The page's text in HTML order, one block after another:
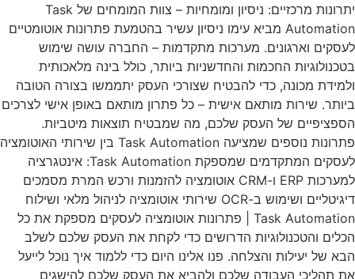
יתרונות מרכזיים: ניסיון ומומחיות – צוות המומחים של Task
Automation מביא עימו ניסיון עשיר בהטמעת פתרונות אוטומטיים
לעסקים וארגונים. מערכות מתקדמות – החברה עושה שימוש
בטכנולוגיות החכמות והחדשניות ביותר, כולל בינה מלאכותית
ולמידת מכונה, כדי להבטיח שצורכי העסק יתממשו בצורה הטובה
ביותר. שירות מותאם אישית – כל פתרון מותאם באופן אישי לצרכים
הספציפיים של העסק שלכם, מה שמבטיח תוצאות מיטביות.
פתרונות נוספים שמציעה Task Automation בין שירותי האוטומציה
לעסקים המתקדמים שמספקת Task Automation: אינטגרציה
למערכות ERP ו-CRM אוטומציה להזמנות ורכש המרת מסמכים
דיגיטליים ושימוש ב-OCR שירותי אוטומציה לניהול מלאי ושילוח
Task Automation | פתרונות אוטומציה לעסקים מספקת את כל
הכלים והטכנולוגיות הדרושים כדי לקחת את העסק שלכם לשלב
הבא של יעילות והצלחה. פנו אלינו היום כדי ללמוד איך נוכל לייעל
את תהליכי העבודה שלכם ולהביא את העסק שלכם להישגים